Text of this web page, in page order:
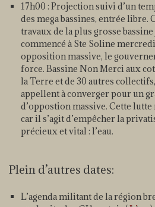
17h00 : Projection suivi d’un
des mega bassines, entrée libre.
travaux de la plus grosse
commencé à Ste Soline
opposition massive, le
force. Bassine Non Merci aux
la Terre et de 30 autres
appellent à converger pour un
d’oppostion massive. Cette
car il s’agit d’empêcher la
précieux et vital : l’eau.
Plein d’autres dates:
L’agenda militant de la région